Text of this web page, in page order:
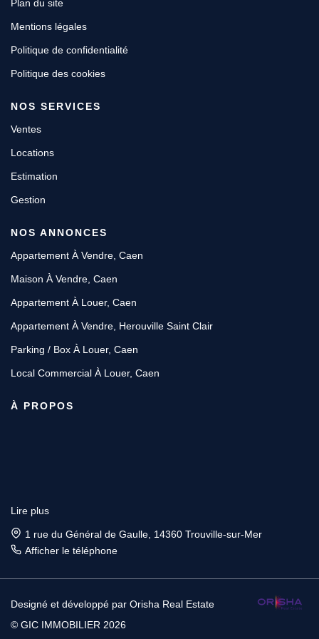
Plan du site
Mentions légales
Politique de confidentialité
Politique des cookies
NOS SERVICES
Ventes
Locations
Estimation
Gestion
NOS ANNONCES
Appartement À Vendre, Caen
Maison À Vendre, Caen
Appartement À Louer, Caen
Appartement À Vendre, Herouville Saint Clair
Parking / Box À Louer, Caen
Local Commercial À Louer, Caen
À PROPOS
Lire plus
1 rue du Général de Gaulle, 14360 Trouville-sur-Mer
Afficher le téléphone
Designé et développé par Orisha Real Estate
© GIC IMMOBILIER 2026